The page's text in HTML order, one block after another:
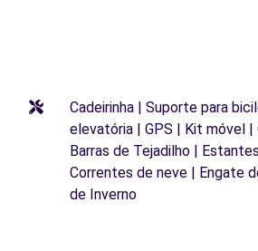
Cadeirinha | Suporte para
elevatória | GPS | Kit móvel |
Barras de Tejadilho |
Correntes de neve | Engate
de Inverno